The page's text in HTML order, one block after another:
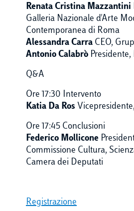
Renata Cristina Mazzantini
Galleria Nazionale d'Arte
Contemporanea di Roma
Alessandra Carra CEO,
Antonio Calabrò
Q&A
Ore 17:30 Intervento
Katia Da Ros
Ore 17:45 Conclusioni
Federico Mollicone
Commissione Cultura,
Camera dei Deputati
Registrazione